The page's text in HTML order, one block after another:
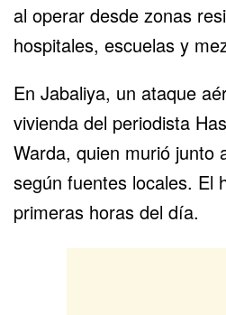
al operar desde zonas
hospitales, escuelas y
En Jabaliya, un ataque
vivienda del periodista
Warda, quien murió junto
según fuentes locales. El
primeras horas del día.